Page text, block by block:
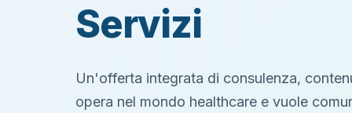
Servizi
Un'offerta integrata di consulenza,
opera nel mondo healthcare e vuole